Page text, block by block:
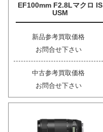
EF100mm F2.8Lマクロ IS
USM
新品参考買取価格
お問合せ下さい
中古参考買取価格
お問合せ下さい